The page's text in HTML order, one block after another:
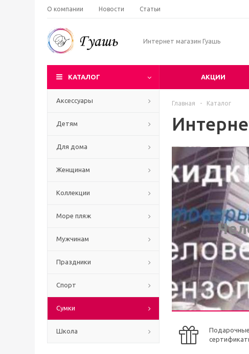
О компании Новости Статьи
Интернет магазин Гуашь
КАТАЛОГ АКЦИИ
Аксессуары
Детям
Для дома
Женщинам
Коллекции
Море пляж
Мужчинам
Праздники
Спорт
Сумки
Школа
Главная - Каталог
Подарочные